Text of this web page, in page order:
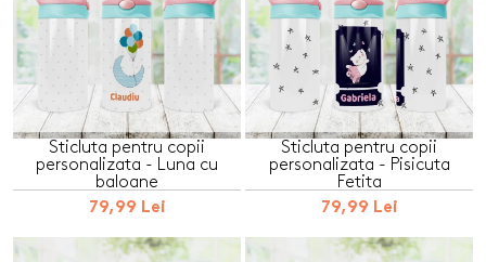
Sticluta pentru copii
personalizata - Luna cu
baloane
79,99 Lei
Sticluta pentru copii
personalizata - Pisicuta
Fetita
79,99 Lei